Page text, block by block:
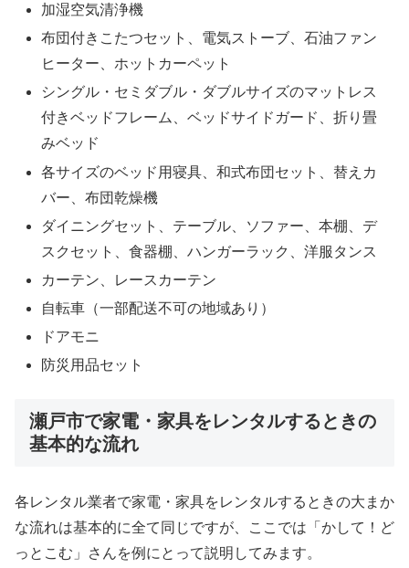
加湿空気清浄機
布団付きこたつセット、電気ストーブ、石油ファン
ヒーター、ホットカーペット
シングル・セミダブル・ダブルサイズのマットレス
付きベッドフレーム、ベッドサイドガード、折り畳
みベッド
各サイズのベッド用寝具、和式布団セット、替えカ
バー、布団乾燥機
ダイニングセット、テーブル、ソファー、本棚、デ
スクセット、食器棚、ハンガーラック、洋服タンス
カーテン、レースカーテン
自転車（一部配送不可の地域あり）
ドアモニ
防災用品セット
瀬戸市で家電・家具をレンタルするときの
基本的な流れ
各レンタル業者で家電・家具をレンタルするときの大まか
な流れは基本的に全て同じですが、ここでは「かして！ど
っとこむ」さんを例にとって説明してみます。